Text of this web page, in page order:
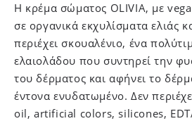
Η κρέμα σώματος OLIVIA, με
σε οργανικά εκχυλίσματα ελιάς
περιέχει σκουαλένιο, ένα
ελαιολάδου που συντηρεί την
του δέρματος και αφήνει το
έντονα ενυδατωμένο. Δεν
oil, artificial colors, silicones,